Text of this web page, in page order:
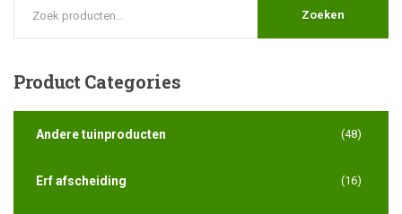
Zoeken
ProductCategories
Andere tuinproducten (48)
Erf afscheiding (16)